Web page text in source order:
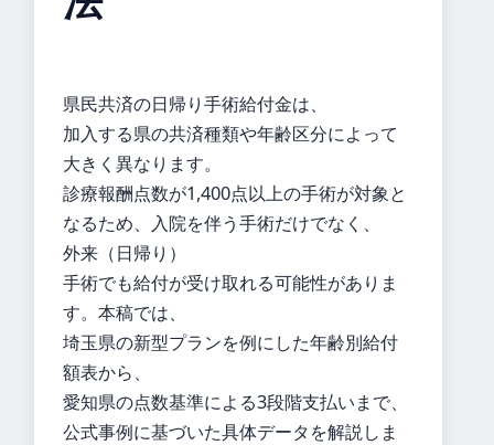
県民共済の日帰り手術給付金は、
加入する県の共済種類や年齢区分によって
大きく異なります。
診療報酬点数が1,400点以上の手術が対象と
なるため、入院を伴う手術だけでなく、
外来（日帰り）
手術でも給付が受け取れる可能性がありま
す。本稿では、
埼玉県の新型プランを例にした年齢別給付
額表から、
愛知県の点数基準による3段階支払いまで、
公式事例に基づいた具体データを解説しま